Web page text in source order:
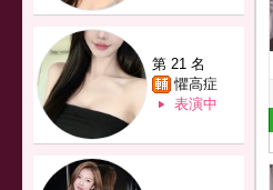
第 21 名
懼高症
表演中